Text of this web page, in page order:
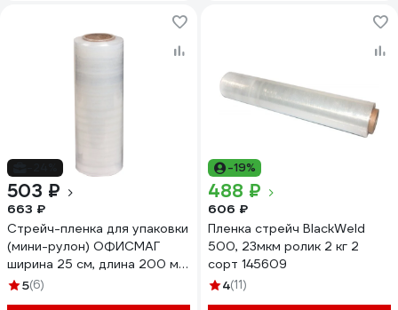
503 ₽
663 ₽
Стрейч-пленка для упаковки
(мини-рулон) ОФИСМАГ
ширина 25 см, длина 200 м,
0,92 кг, 20 мкм 603040
5(6)
-19%
488 ₽
606 ₽
Пленка стрейч BlackWeld
500, 23мкм ролик 2 кг 2
сорт 145609
4(11)